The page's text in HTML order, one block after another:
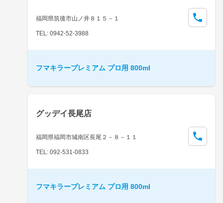
福岡県筑後市山ノ井８１５－１
TEL: 0942-52-3988
フマキラープレミアム プロ用 800ml
グッデイ長尾店
福岡県福岡市城南区長尾２－８－１１
TEL: 092-531-0833
フマキラープレミアム プロ用 800ml